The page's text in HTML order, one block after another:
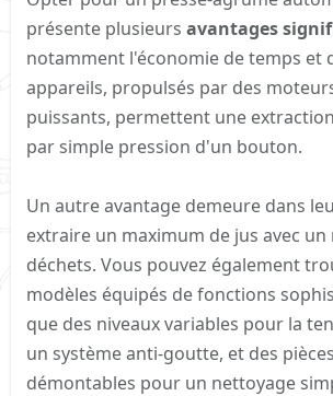
présente plusieurs avantages
notamment l'économie de temps et
appareils, propulsés par des
puissants, permettent une
par simple pression d'un bouton.
Un autre avantage demeure dans
extraire un maximum de jus avec
déchets. Vous pouvez également
modèles équipés de fonctions
que des niveaux variables pour la
un système anti-goutte, et des
démontables pour un nettoyage